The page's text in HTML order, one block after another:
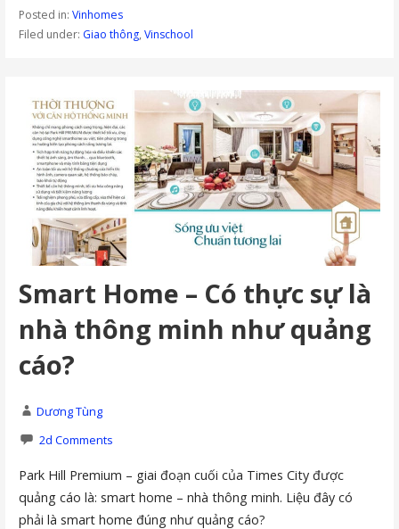
Posted in: Vinhomes
Filed under: Giao thông, Vinschool
Smart Home – Có thực sự là
nhà thông minh như quảng
cáo?
Dương Tùng
2d Comments
Park Hill Premium – giai đoạn cuối của Times City được
quảng cáo là: smart home – nhà thông minh. Liệu đây có
phải là smart home đúng như quảng cáo?